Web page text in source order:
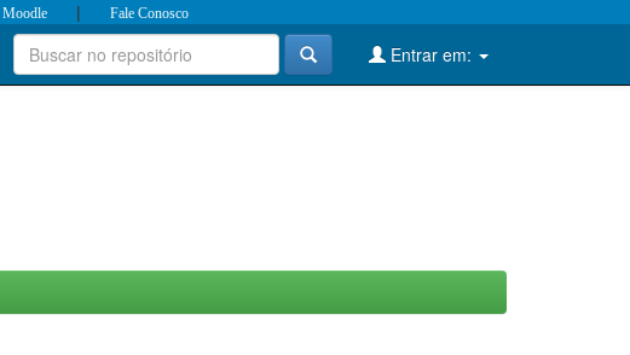
Moodle | Fale Conosco
Entrar em: